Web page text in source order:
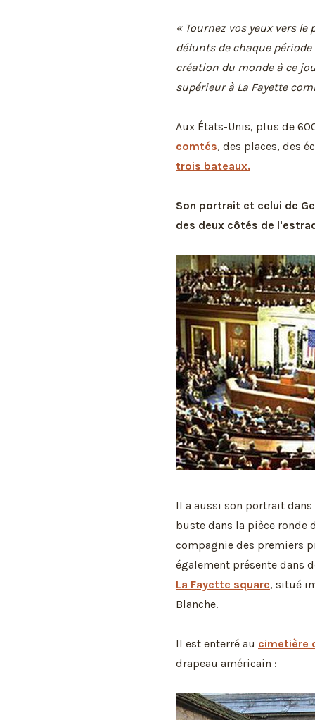
« Tournez vos yeux vers le
défunts de chaque
création du monde à ce
supérieur à La Fayette
Aux États-Unis, plus de
comtés, des places, des
trois bateaux.
Son portrait et celui de
des deux côtés de
Il a aussi son portrait
buste dans la pièce ronde
compagnie des premiers
également présente dans
La Fayette square, situé
Blanche.
Il est enterré au cimetière
drapeau américain :